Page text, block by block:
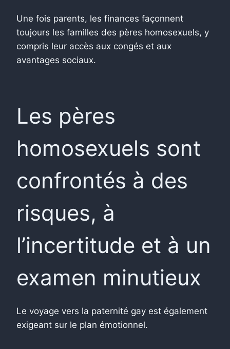
Une fois parents, les finances façonnent
toujours les familles des pères homosexuels, y
compris leur accès aux congés et aux
avantages sociaux.
Les pères
homosexuels sont
confrontés à des
risques, à
l’incertitude et à un
examen minutieux
Le voyage vers la paternité gay est également
exigeant sur le plan émotionnel.